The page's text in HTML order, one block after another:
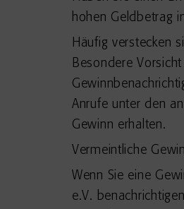
hohen Geldbetrag
Häufig verstecken
Besondere
Anrufe unter den
Gewinn erhalten.
Vermeintliche
Wenn Sie eine
e.V.